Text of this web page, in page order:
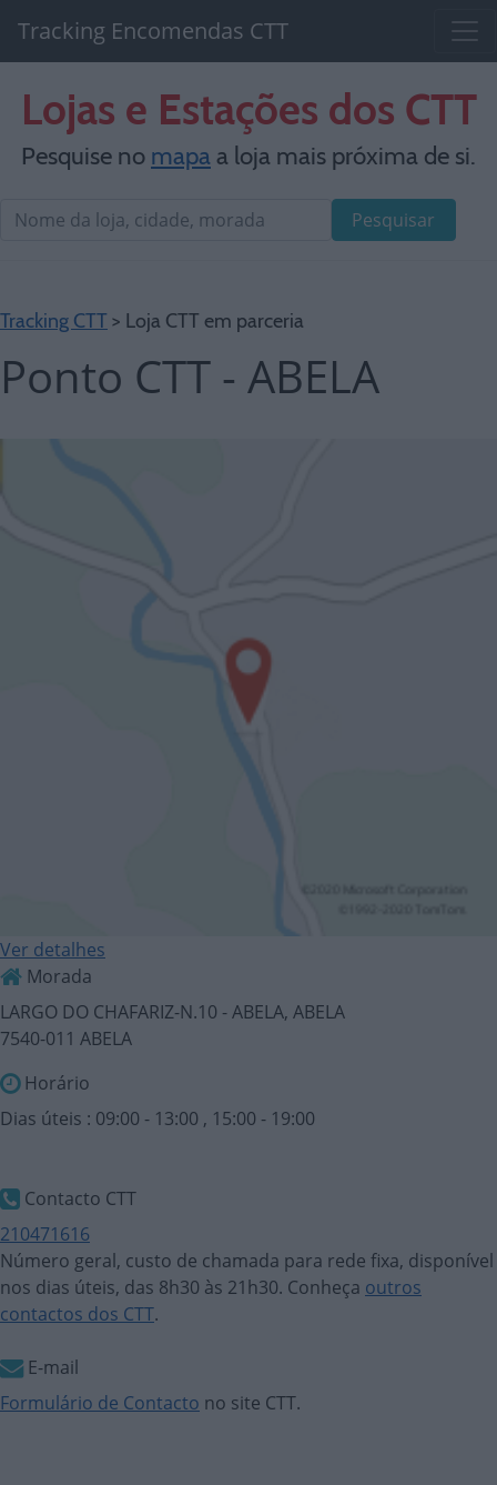
Tracking Encomendas CTT
Lojas e Estações dos CTT
Pesquise no mapaa loja mais próxima de si.
Pesquisar
Tracking CTT > Loja CTT em parceria
Ponto CTT - ABELA
Ver detalhes
Morada
LARGO DO CHAFARIZ-N.10 - ABELA, ABELA
7540-011 ABELA
Horário
Dias úteis : 09:00 - 13:00 , 15:00 - 19:00
Contacto CTT
210471616
Número geral, custo de chamada para rede fixa, disponível
nos dias úteis, das 8h30 às 21h30. Conheça outros
contactos dos CTT.
E-mail
Formulário de Contacto no site CTT.